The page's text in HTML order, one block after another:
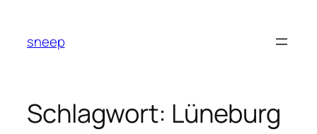
springen
sneep
Schlagwort: Lüneburg